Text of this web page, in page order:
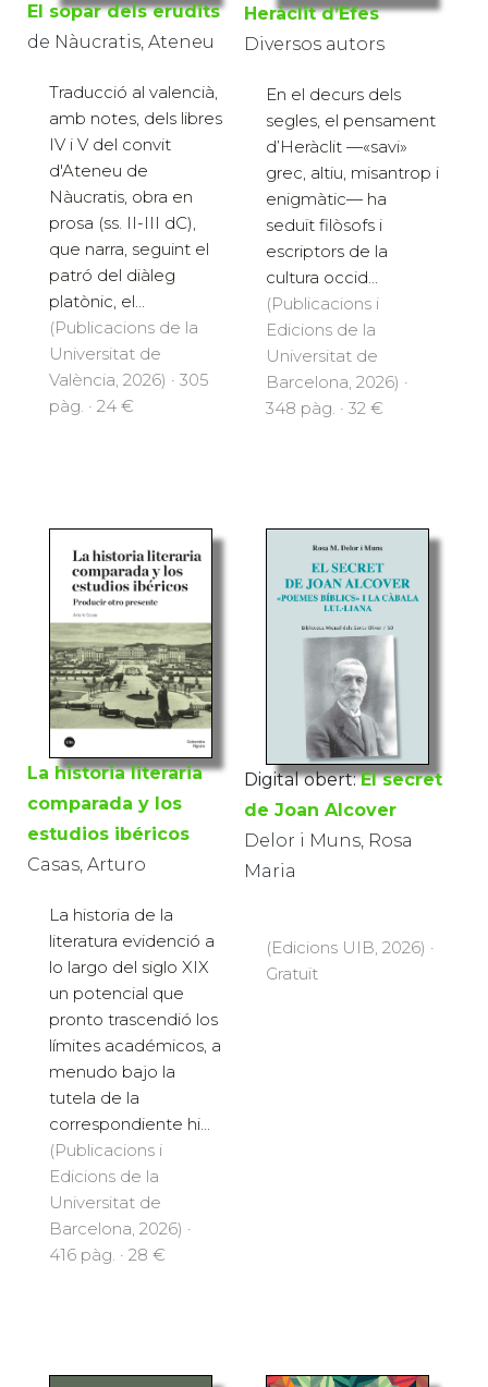
El sopar dels erudits
de Nàucratis, Ateneu
Traducció al valencià,
amb notes, dels libres
IV i V del convit
d'Ateneu de
Nàucratis, obra en
prosa (ss. II-III dC),
que narra, seguint el
patró del diàleg
platònic, el...
(Publicacions de la
Universitat de
València, 2026) · 305
pàg. · 24 €
Heràclit d’Efes
Diversos autors
En el decurs dels
segles, el pensament
d’Heràclit —«savi»
grec, altiu, misantrop i
enigmàtic— ha
seduït filòsofs i
escriptors de la
cultura occid...
(Publicacions i
Edicions de la
Universitat de
Barcelona, 2026) ·
348 pàg. · 32 €
La historia literaria
comparada y los
estudios ibéricos
Casas, Arturo
La historia de la
literatura evidenció a
lo largo del siglo XIX
un potencial que
pronto trascendió los
límites académicos, a
menudo bajo la
tutela de la
correspondiente hi...
(Publicacions i
Edicions de la
Universitat de
Barcelona, 2026) ·
416 pàg. · 28 €
Digital obert: El secret
de Joan Alcover
Delor i Muns, Rosa
Maria
(Edicions UIB, 2026) ·
Gratuït